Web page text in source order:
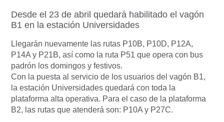
Desde el 23 de abril quedará habilitado el vagón
B1 en la estación Universidades
Llegarán nuevamente las rutas P10B, P10D, P12A,
P14A y P21B, así como la ruta P51 que opera con bus
padrón los domingos y festivos.
Con la puesta al servicio de los usuarios del vagón B1,
la estación Universidades quedará con toda la
plataforma alta operativa. Para el caso de la plataforma
B2, las rutas que atenderá son: P10A y P27C.